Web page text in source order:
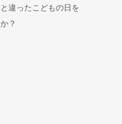
違ったこどもの日を
？